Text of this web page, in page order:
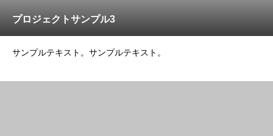
プロジェクトサンプル3
サンプルテキスト。サンプルテキスト。